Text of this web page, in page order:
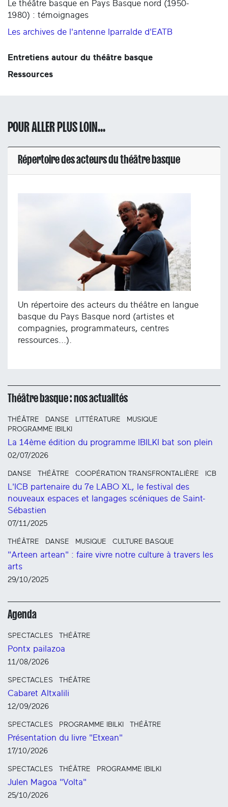
Le théâtre basque en Pays Basque nord (1950-
1980) : témoignages
Les archives de l'antenne Iparralde d'EATB
Entretiens autour du théâtre basque
Ressources
POUR ALLER PLUS LOIN...
Répertoire des acteurs du théâtre basque
Un répertoire des acteurs du théâtre en langue
basque du Pays Basque nord (artistes et
compagnies, programmateurs, centres
ressources...).
Théâtre basque : nos actualités
THÉÂTRE DANSE LITTÉRATURE
MUSIQUE
PROGRAMME IBILKI
La 14ème édition du programme IBILKI bat son plein
02/07/2026
DANSE THÉÂTRE COOPÉRATION TRANSFRONTALIÈRE ICB
L'ICB partenaire du 7e LABO XL, le festival des
nouveaux espaces et langages scéniques de Saint-
Sébastien
07/11/2025
THÉÂTRE DANSE MUSIQUE CULTURE BASQUE
"Arteen artean" : faire vivre notre culture à travers les
arts
29/10/2025
Agenda
SPECTACLES THÉÂTRE
Pontx pailazoa
11/08/2026
SPECTACLES THÉÂTRE
Cabaret Altxalili
12/09/2026
SPECTACLES PROGRAMME IBILKI THÉÂTRE
Présentation du livre "Etxean"
17/10/2026
SPECTACLES THÉÂTRE PROGRAMME IBILKI
Julen Magoa "Volta"
25/10/2026